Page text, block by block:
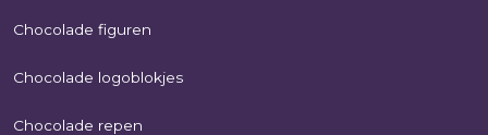
Chocolade figuren
Chocolade logoblokjes
Chocolade repen